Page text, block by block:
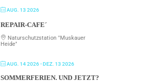
AUG. 13 2026
REPAIR-CAFE´
Naturschutzstation "Muskauer
Heide"
AUG. 14 2026- DEZ. 13 2026
SOMMERFERIEN. UND JETZT?